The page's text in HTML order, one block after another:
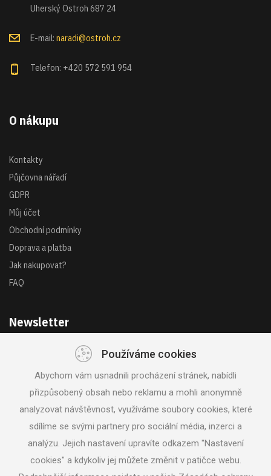
Uherský Ostroh 687 24
E-mail: naradi@ostroh.cz
Telefon: +420 572 591 954
O nákupu
Kontakty
Půjčovna nářadí
GDPR
Můj účet
Obchodní podmínky
Doprava a platba
Jak nakupovat?
FAQ
Newsletter
Získejte akce a novinky z první ruky
SLEDUJTE NÁS
Používáme cookies
Abychom vám usnadnili procházení stránek, nabídli
přizpůsobený obsah nebo reklamu a mohli anonymně
analyzovat návštěvnost, využíváme soubory cookies, které
sdílíme se svými partnery pro sociální média, inzerci a
analýzu. Jejich nastavení upravíte odkazem "Nastavení
cookies" a kdykoliv jej můžete změnit v patičce webu.